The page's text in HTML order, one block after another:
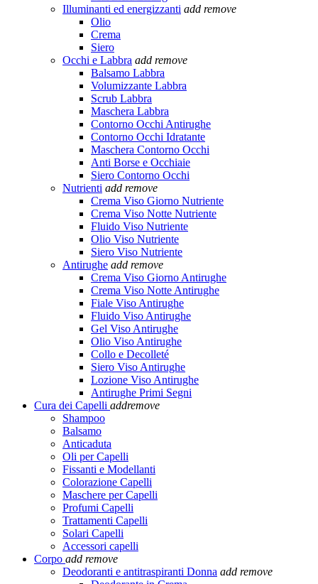
Illuminanti ed energizzanti add remove
Olio
Crema
Siero
Occhi e Labbra add remove
Balsamo Labbra
Volumizzante Labbra
Scrub Labbra
Maschera Labbra
Contorno Occhi Antirughe
Contorno Occhi Idratante
Maschera Contorno Occhi
Anti Borse e Occhiaie
Siero Contorno Occhi
Nutrienti add remove
Crema Viso Giorno Nutriente
Crema Viso Notte Nutriente
Fluido Viso Nutriente
Olio Viso Nutriente
Siero Viso Nutriente
Antirughe add remove
Crema Viso Giorno Antirughe
Crema Viso Notte Antirughe
Fiale Viso Antirughe
Fluido Viso Antirughe
Gel Viso Antirughe
Olio Viso Antirughe
Collo e Decolleté
Siero Viso Antirughe
Lozione Viso Antirughe
Antirughe Primi Segni
Cura dei Capelli addremove
Shampoo
Balsamo
Anticaduta
Oli per Capelli
Fissanti e Modellanti
Colorazione Capelli
Maschere per Capelli
Profumi Capelli
Trattamenti Capelli
Solari Capelli
Accessori capelli
Corpo add remove
Deodoranti e antitraspiranti Donna add remove